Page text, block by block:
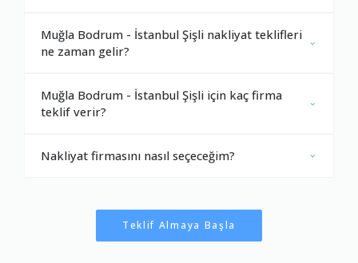
Muğla Bodrum - İstanbul Şişli nakliyat teklifleri
ne zaman gelir?
Muğla Bodrum - İstanbul Şişli için kaç firma
teklif verir?
Nakliyat firmasını nasıl seçeceğim?
Teklif Almaya Başla